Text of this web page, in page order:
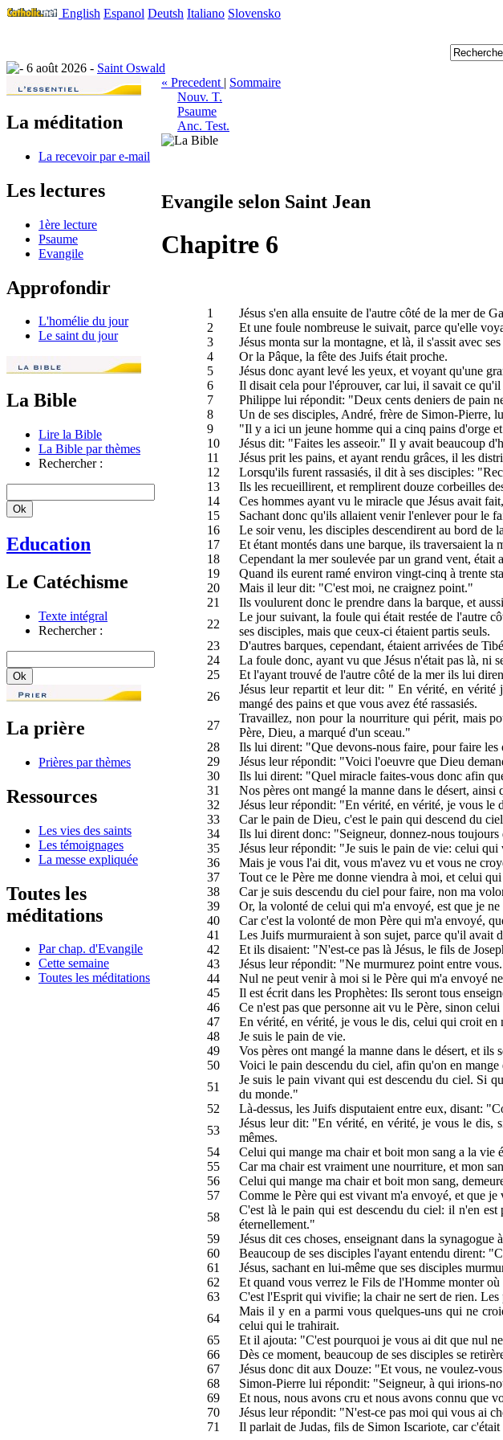
English Espanol Deutsh Italiano Slovensko
6 août 2026 - Saint Oswald
La méditation
La recevoir par e-mail
Les lectures
1ère lecture
Psaume
Evangile
Approfondir
L'homélie du jour
Le saint du jour
La Bible
Lire la Bible
La Bible par thèmes
Rechercher :
Education
Le Catéchisme
Texte intégral
Rechercher :
La prière
Prières par thèmes
Ressources
Les vies des saints
Les témoignages
La messe expliquée
Toutes les
méditations
Par chap. d'Evangile
Cette semaine
Toutes les méditations
« Precedent | Sommaire
Nouv. T.
Psaume
Anc. Test.
Evangile selon Saint Jean
Chapitre 6
1
Jésus s'en alla ensuite de l'autre côté de la mer de
2
Et une foule nombreuse le suivait, parce qu'elle
3
Jésus monta sur la montagne, et là, il s'assit avec
4
Or la Pâque, la fête des Juifs était proche.
5
Jésus donc ayant levé les yeux, et voyant qu'une
6
Il disait cela pour l'éprouver, car lui, il savait ce
7
Philippe lui répondit: "Deux cents deniers de pain
8
Un de ses disciples, André, frère de Simon-Pierre,
9
"Il y a ici un jeune homme qui a cinq pains d'orge
10
Jésus dit: "Faites les asseoir." Il y avait beaucoup
11
Jésus prit les pains, et ayant rendu grâces, il les
12
Lorsqu'ils furent rassasiés, il dit à ses disciples:
13
Ils les recueillirent, et remplirent douze corbeilles
14
Ces hommes ayant vu le miracle que Jésus avait
15
Sachant donc qu'ils allaient venir l'enlever pour le
16
Le soir venu, les disciples descendirent au bord de
17
Et étant montés dans une barque, ils traversaient la
18
Cependant la mer soulevée par un grand vent, était
19
Quand ils eurent ramé environ vingt-cinq à trente
20
Mais il leur dit: "C'est moi, ne craignez point."
21
Ils voulurent donc le prendre dans la barque, et
22
Le jour suivant, la foule qui était restée de l'autre
ses disciples, mais que ceux-ci étaient partis seuls.
23
D'autres barques, cependant, étaient arrivées de
24
La foule donc, ayant vu que Jésus n'était pas là, ni
25
Et l'ayant trouvé de l'autre côté de la mer ils lui
26
Jésus leur repartit et leur dit: " En vérité, en vérité
mangé des pains et que vous avez été rassasiés.
27
Travaillez, non pour la nourriture qui périt, mais
Père, Dieu, a marqué d'un sceau."
28
Ils lui dirent: "Que devons-nous faire, pour faire les
29
Jésus leur répondit: "Voici l'oeuvre que Dieu
30
Ils lui dirent: "Quel miracle faites-vous donc afin
31
Nos pères ont mangé la manne dans le désert,
32
Jésus leur répondit: "En vérité, en vérité, je vous le
33
Car le pain de Dieu, c'est le pain qui descend du
34
Ils lui dirent donc: "Seigneur, donnez-nous toujours
35
Jésus leur répondit: "Je suis le pain de vie: celui
36
Mais je vous l'ai dit, vous m'avez vu et vous ne
37
Tout ce le Père me donne viendra à moi, et celui
38
Car je suis descendu du ciel pour faire, non ma
39
Or, la volonté de celui qui m'a envoyé, est que je
40
Car c'est la volonté de mon Père qui m'a envoyé,
41
Les Juifs murmuraient à son sujet, parce qu'il avait
42
Et ils disaient: "N'est-ce pas là Jésus, le fils de
43
Jésus leur répondit: "Ne murmurez point entre vous.
44
Nul ne peut venir à moi si le Père qui m'a envoyé
45
Il est écrit dans les Prophètes: Ils seront tous
46
Ce n'est pas que personne ait vu le Père, sinon
47
En vérité, en vérité, je vous le dis, celui qui croit en
48
Je suis le pain de vie.
49
Vos pères ont mangé la manne dans le désert, et ils
50
Voici le pain descendu du ciel, afin qu'on en mange
51
Je suis le pain vivant qui est descendu du ciel. Si
du monde."
52
Là-dessus, les Juifs disputaient entre eux, disant:
53
Jésus leur dit: "En vérité, en vérité, je vous le dis,
mêmes.
54
Celui qui mange ma chair et boit mon sang a la vie
55
Car ma chair est vraiment une nourriture, et mon
56
Celui qui mange ma chair et boit mon sang,
57
Comme le Père qui est vivant m'a envoyé, et que
58
C'est là le pain qui est descendu du ciel: il n'en
éternellement."
59
Jésus dit ces choses, enseignant dans la synagogue
60
Beaucoup de ses disciples l'ayant entendu dirent:
61
Jésus, sachant en lui-même que ses disciples
62
Et quand vous verrez le Fils de l'Homme monter où
63
C'est l'Esprit qui vivifie; la chair ne sert de rien. Les
64
Mais il y en a parmi vous quelques-uns qui ne
celui qui le trahirait.
65
Et il ajouta: "C'est pourquoi je vous ai dit que nul
66
Dès ce moment, beaucoup de ses disciples se
67
Jésus donc dit aux Douze: "Et vous, ne voulez-
68
Simon-Pierre lui répondit: "Seigneur, à qui irions-
69
Et nous, nous avons cru et nous avons connu que
70
Jésus leur répondit: "N'est-ce pas moi qui vous ai
71
Il parlait de Judas, fils de Simon Iscariote, car